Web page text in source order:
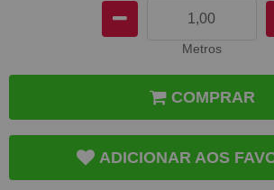
Metros
COMPRAR
ADICIONAR AOS